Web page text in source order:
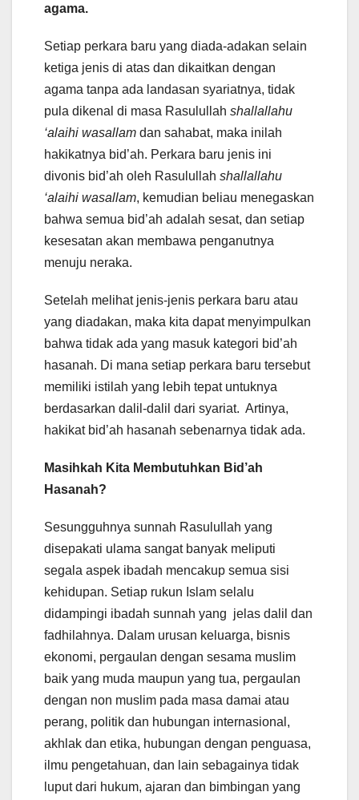
agama.
Setiap perkara baru yang diada-adakan selain
ketiga jenis di atas dan dikaitkan dengan
agama tanpa ada landasan syariatnya, tidak
pula dikenal di masa Rasulullah shallallahu
‘alaihi wasallam dan sahabat, maka inilah
hakikatnya bid’ah. Perkara baru jenis ini
divonis bid’ah oleh Rasulullah shallallahu
‘alaihi wasallam, kemudian beliau menegaskan
bahwa semua bid’ah adalah sesat, dan setiap
kesesatan akan membawa penganutnya
menuju neraka.
Setelah melihat jenis-jenis perkara baru atau
yang diadakan, maka kita dapat menyimpulkan
bahwa tidak ada yang masuk kategori bid’ah
hasanah. Di mana setiap perkara baru tersebut
memiliki istilah yang lebih tepat untuknya
berdasarkan dalil-dalil dari syariat. Artinya,
hakikat bid’ah hasanah sebenarnya tidak ada.
Masihkah Kita Membutuhkan Bid’ah
Hasanah?
Sesungguhnya sunnah Rasulullah yang
disepakati ulama sangat banyak meliputi
segala aspek ibadah mencakup semua sisi
kehidupan. Setiap rukun Islam selalu
didampingi ibadah sunnah yang jelas dalil dan
fadhilahnya. Dalam urusan keluarga, bisnis
ekonomi, pergaulan dengan sesama muslim
baik yang muda maupun yang tua, pergaulan
dengan non muslim pada masa damai atau
perang, politik dan hubungan internasional,
akhlak dan etika, hubungan dengan penguasa,
ilmu pengetahuan, dan lain sebagainya tidak
luput dari hukum, ajaran dan bimbingan yang